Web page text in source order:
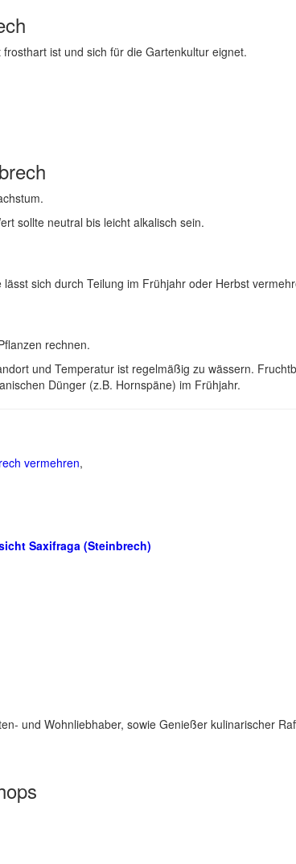
ist und sich für die Gartenkultur eignet.
sollte neutral bis leicht alkalisch sein.
sich durch Teilung im Frühjahr oder Herbst
rechnen.
und Temperatur ist regelmäßig zu wässern.
Dünger (z.B. Hornspäne) im Frühjahr.
vermehren,
Saxifraga (Steinbrech)
und Wohnliebhaber, sowie Genießer kulinarischer